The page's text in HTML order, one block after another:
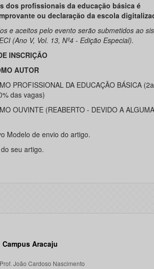
dos profissionais da educação básica é
ou declaração da escola
e aceitos pelo evento serão submetidos ao
(Ano V, Vol. 13, Nº4 - Edição Especial).
INSCRIÇÃO
AUTOR
PROFISSIONAL DA EDUCAÇÃO BÁSICA (2a
das vagas)
OUVINTE (REABERTO - DEVIDO A
Modelo de envio do artigo.
seu artigo.
Campus Aracaju
João Cardoso Nascimento